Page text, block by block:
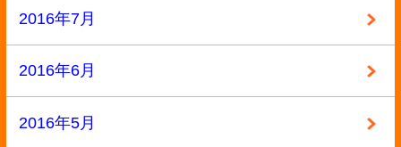
2014年1月
2013年12月
2013年11月
2013年10月